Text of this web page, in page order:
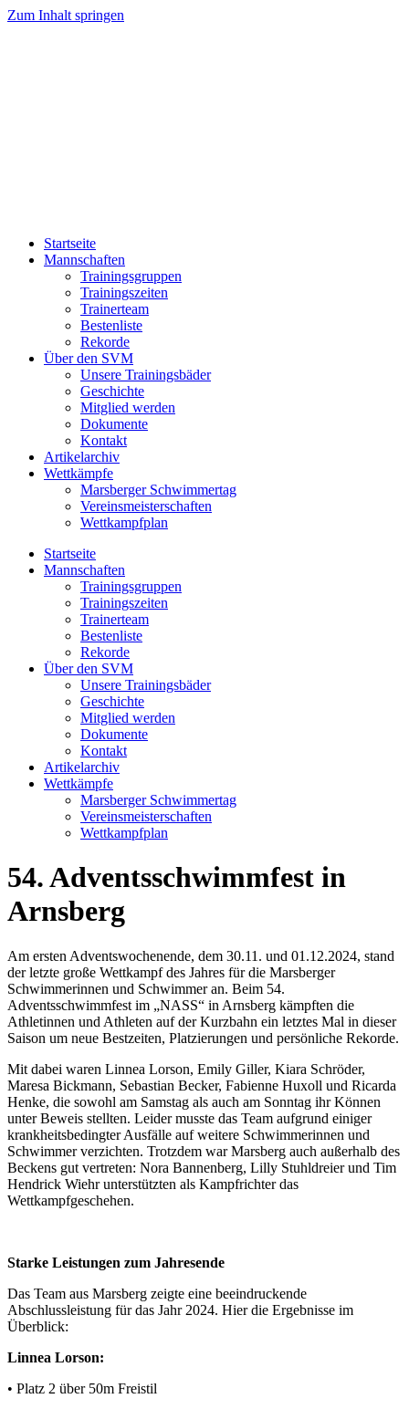
Zum Inhalt springen
Startseite
Mannschaften
Trainingsgruppen
Trainingszeiten
Trainerteam
Bestenliste
Rekorde
Über den SVM
Unsere Trainingsbäder
Geschichte
Mitglied werden
Dokumente
Kontakt
Artikelarchiv
Wettkämpfe
Marsberger Schwimmertag
Vereinsmeisterschaften
Wettkampfplan
Startseite
Mannschaften
Trainingsgruppen
Trainingszeiten
Trainerteam
Bestenliste
Rekorde
Über den SVM
Unsere Trainingsbäder
Geschichte
Mitglied werden
Dokumente
Kontakt
Artikelarchiv
Wettkämpfe
Marsberger Schwimmertag
Vereinsmeisterschaften
Wettkampfplan
54. Adventsschwimmfest in
Arnsberg
Am ersten Adventswochenende, dem 30.11. und 01.12.2024, stand
der letzte große Wettkampf des Jahres für die Marsberger
Schwimmerinnen und Schwimmer an. Beim 54.
Adventsschwimmfest im „NASS“ in Arnsberg kämpften die
Athletinnen und Athleten auf der Kurzbahn ein letztes Mal in dieser
Saison um neue Bestzeiten, Platzierungen und persönliche Rekorde.
Mit dabei waren Linnea Lorson, Emily Giller, Kiara Schröder,
Maresa Bickmann, Sebastian Becker, Fabienne Huxoll und Ricarda
Henke, die sowohl am Samstag als auch am Sonntag ihr Können
unter Beweis stellten. Leider musste das Team aufgrund einiger
krankheitsbedingter Ausfälle auf weitere Schwimmerinnen und
Schwimmer verzichten. Trotzdem war Marsberg auch außerhalb des
Beckens gut vertreten: Nora Bannenberg, Lilly Stuhldreierund Tim
Hendrick Wiehrunterstützten als Kampfrichter das
Wettkampfgeschehen.
Starke Leistungen zum Jahresende
Das Team aus Marsberg zeigte eine beeindruckende
Abschlussleistung für das Jahr 2024. Hier die Ergebnisse im
Überblick:
Linnea Lorson:
• Platz 2 über 50m Freistil